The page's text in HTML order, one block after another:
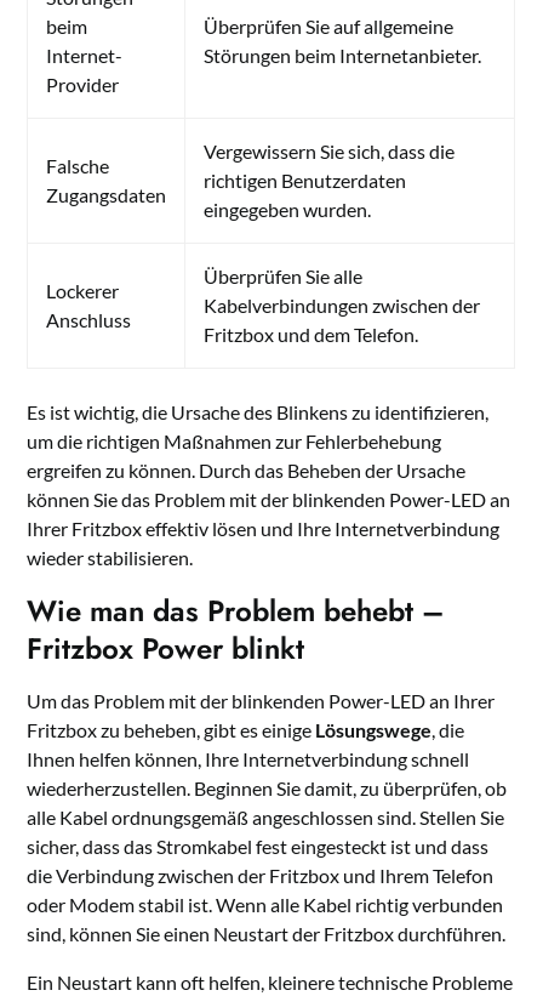
beim
Internet-
Provider
Überprüfen Sie auf allgemeine
Störungen beim Internetanbieter.
Falsche
Zugangsdaten
Vergewissern Sie sich, dass die
richtigen Benutzerdaten
eingegeben wurden.
Lockerer
Anschluss
Überprüfen Sie alle
Kabelverbindungen zwischen der
Fritzbox und dem Telefon.
Es ist wichtig, die Ursache des Blinkens zu identifizieren,
um die richtigen Maßnahmen zur Fehlerbehebung
ergreifen zu können. Durch das Beheben der Ursache
können Sie das Problem mit der blinkenden Power-LED an
Ihrer Fritzbox effektiv lösen und Ihre Internetverbindung
wieder stabilisieren.
Wie man das Problem behebt –
Fritzbox Power blinkt
Um das Problem mit der blinkenden Power-LED an Ihrer
Fritzbox zu beheben, gibt es einige Lösungswege, die
Ihnen helfen können, Ihre Internetverbindung schnell
wiederherzustellen. Beginnen Sie damit, zu überprüfen, ob
alle Kabel ordnungsgemäß angeschlossen sind. Stellen Sie
sicher, dass das Stromkabel fest eingesteckt ist und dass
die Verbindung zwischen der Fritzbox und Ihrem Telefon
oder Modem stabil ist. Wenn alle Kabel richtig verbunden
sind, können Sie einen Neustart der Fritzbox durchführen.
Ein Neustart kann oft helfen, kleinere technische Probleme